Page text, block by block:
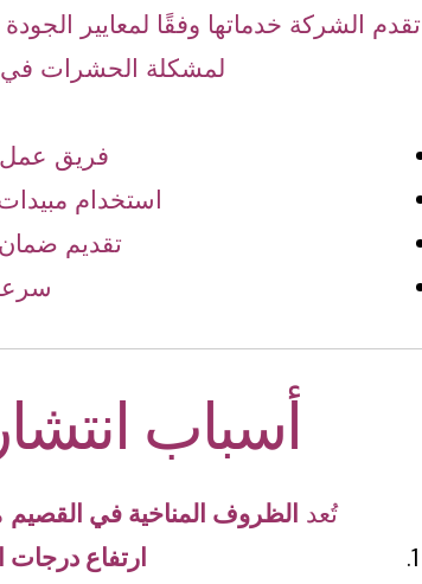
تقدم الشركة خدماتها وفقًا لمعايير
لمشكلة الحشرات في
فريق
استخدام
تقديم
أسباب
تُعد الظروف المناخية في القصيم
ارتفاع درجات